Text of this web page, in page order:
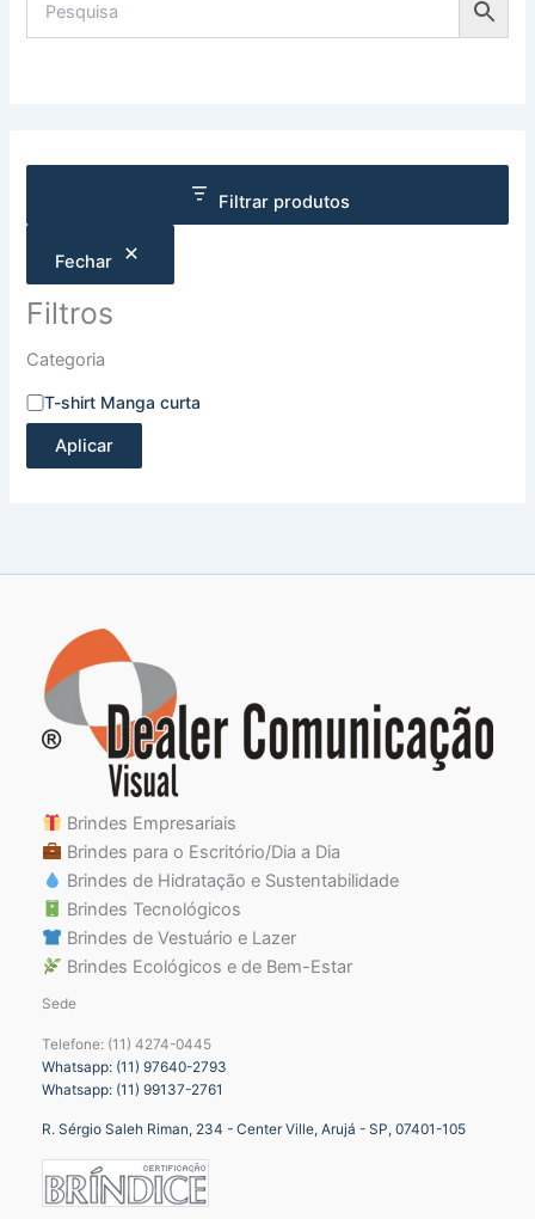
Filtrar produtos
Fechar
Filtros
Categoria
T-shirt Manga curta
Aplicar
Brindes Empresariais
Brindes para o Escritório/Dia a Dia
Brindes de Hidratação e Sustentabilidade
Brindes Tecnológicos
Brindes de Vestuário e Lazer
Brindes Ecológicos e de Bem-Estar
Sede
Telefone: (11) 4274-0445
Whatsapp: (11) 97640-2793
Whatsapp: (11) 99137-2761
R. Sérgio Saleh Riman, 234 - Center Ville, Arujá - SP, 07401-105